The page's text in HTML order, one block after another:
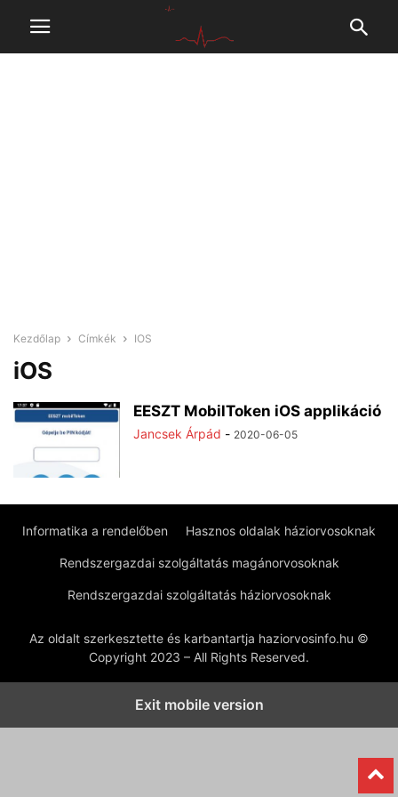
Kezdőlap Címkék IOS
iOS
EESZT MobilToken iOS applikáció
Jancsek Árpád - 2020-06-05
Informatika a rendelőben Hasznos oldalak háziorvosoknak
Rendszergazdai szolgáltatás magánorvosoknak
Rendszergazdai szolgáltatás háziorvosoknak
Az oldalt szerkesztette és karbantartja haziorvosinfo.hu ©
Copyright 2023 – All Rights Reserved.
Exit mobile version